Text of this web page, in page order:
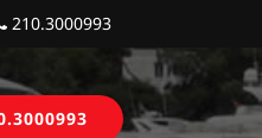
210.3000993